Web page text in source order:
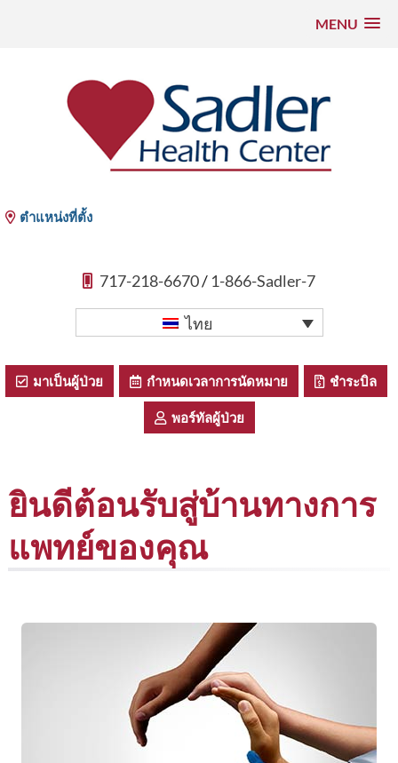
MENU
Sadler Health Center
ตำแหน่งที่ตั้ง
717-218-6670/ 1-866-Sadler-7
ไทย
มาเป็นผู้ป่วย กําหนดเวลาการนัดหมาย ชําระบิล
พอร์ทัลผู้ป่วย
ยินดีต้อนรับสู่บ้านทางการ
แพทย์ของคุณ